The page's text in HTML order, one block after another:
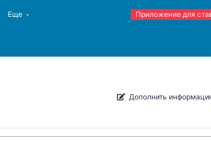
Еще Приложение для
Дополнить